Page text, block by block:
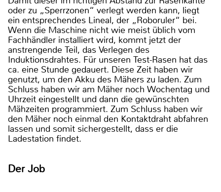
oder zu „Sperrzonen“ verlegt werden kann, liegt
ein entsprechendes Lineal, der „Roboruler“ bei.
Wenn die Maschine nicht wie meist üblich vom
Fachhändler installiert wird, kommt jetzt der
anstrengende Teil, das Verlegen des
Induktionsdrahtes. Für unseren Test-Rasen hat das
ca. eine Stunde gedauert. Diese Zeit haben wir
genutzt, um den Akku des Mähers zu laden. Zum
Schluss haben wir am Mäher noch Wochentag und
Uhrzeit eingestellt und dann die gewünschten
Mähzeiten programmiert. Zum Schluss haben wir
den Mäher noch einmal den Kontaktdraht abfahren
lassen und somit sichergestellt, dass er die
Ladestation findet.
Der Job